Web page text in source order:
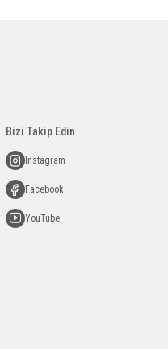
Bizi Takip Edin
Instagram
Facebook
YouTube